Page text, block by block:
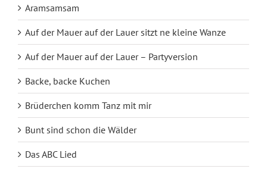
Aramsamsam
Auf der Mauer auf der Lauer sitzt ne kleine Wanze
Auf der Mauer auf der Lauer – Partyversion
Backe, backe Kuchen
Brüderchen komm Tanz mit mir
Bunt sind schon die Wälder
Das ABC Lied